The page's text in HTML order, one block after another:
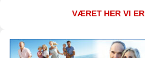
VÆRET HER VI ER